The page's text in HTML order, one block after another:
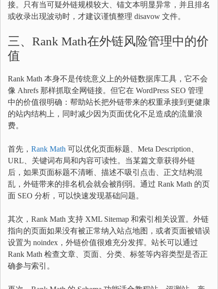
接。只有当可疑外链规模较大、锚文本明显异常，并且排名
或收录出现波动时，才建议谨慎整理 disavow 文件。
三、Rank Math在外链风险管理中的价
值
Rank Math 本身不是传统意义上的外链数据库工具，它不会
像 Ahrefs 那样抓取全网链接。但它在 WordPress SEO 管理
中的价值很明确：帮助站长把外链带来的权重承接到更健康
的站内结构上，同时减少因为页面优化不足造成的流量浪
费。
首先， Rank Math 可以优化页面标题、Meta Description、
URL、关键词布局和内容可读性。当某篇文章获得外链
后，如果页面标题不清晰、描述不吸引点击、正文结构混
乱，外链带来的排名机会就会被削弱。通过 Rank Math 的页
面 SEO 分析，可以快速发现基础问题。
其次，Rank Math 支持 XML Sitemap 和索引相关设置。外链
指向的页面如果没有被正常纳入站点地图，或者页面被错误
设置为 noindex，外链价值很难充分发挥。站长可以通过
Rank Math 检查文章、页面、分类、标签等内容类型是否正
确参与索引。